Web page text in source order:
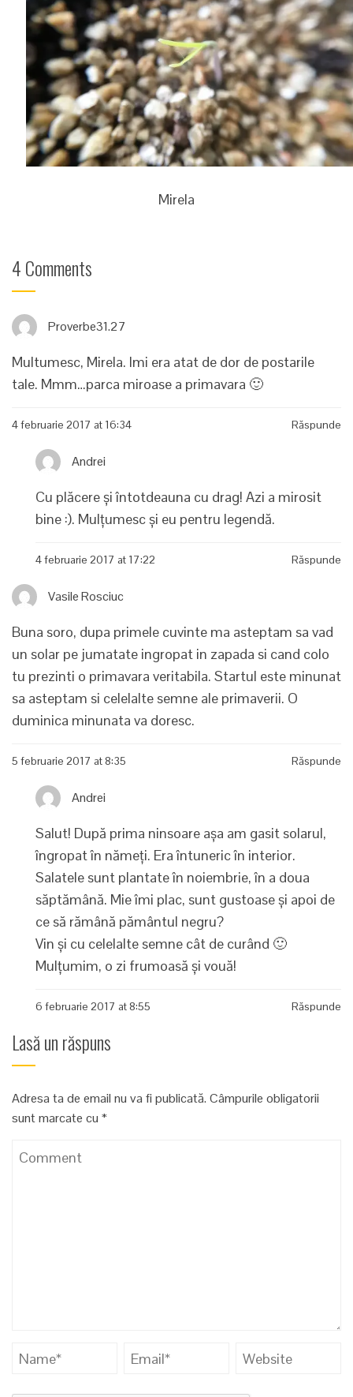
Mirela
4 Comments
Proverbe31.27
Multumesc, Mirela. Imi era atat de dor de postarile
tale. Mmm…parca miroase a primavara 🙂
4 februarie 2017 at 16:34 Răspunde
Andrei
Cu plăcere și întotdeauna cu drag! Azi a mirosit
bine :). Mulțumesc și eu pentru legendă.
4 februarie 2017 at 17:22 Răspunde
Vasile Rosciuc
Buna soro, dupa primele cuvinte ma asteptam sa vad
un solar pe jumatate ingropat in zapada si cand colo
tu prezinti o primavara veritabila. Startul este minunat
sa asteptam si celelalte semne ale primaverii. O
duminica minunata va doresc.
5 februarie 2017 at 8:35 Răspunde
Andrei
Salut! După prima ninsoare așa am gasit solarul,
îngropat în nămeți. Era întuneric în interior.
Salatele sunt plantate în noiembrie, în a doua
săptămână. Mie îmi plac, sunt gustoase și apoi de
ce să rămână pământul negru?
Vin și cu celelalte semne cât de curând 🙂
Mulțumim, o zi frumoasă și vouă!
6 februarie 2017 at 8:55 Răspunde
Lasă un răspuns
Adresa ta de email nu va fi publicată. Câmpurile obligatorii
sunt marcate cu *